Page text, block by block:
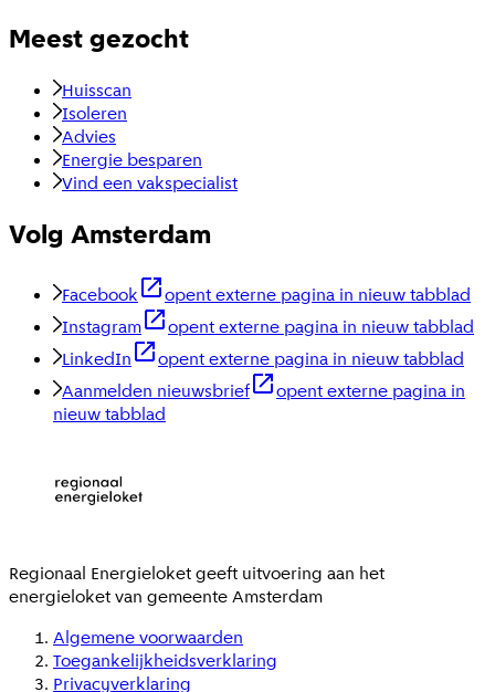
Meest gezocht
Huisscan
Isoleren
Advies
Energie besparen
Vind een vakspecialist
Volg Amsterdam
Facebook
opent externe pagina in nieuw tabblad
Instagram
opent externe pagina in nieuw tabblad
LinkedIn
opent externe pagina in nieuw tabblad
Aanmelden nieuwsbrief
opent externe pagina in
nieuw tabblad
Regionaal Energieloketgeeft uitvoering aan het
energieloket van gemeenteAmsterdam
Algemene voorwaarden
Toegankelijkheidsverklaring
Privacyverklaring